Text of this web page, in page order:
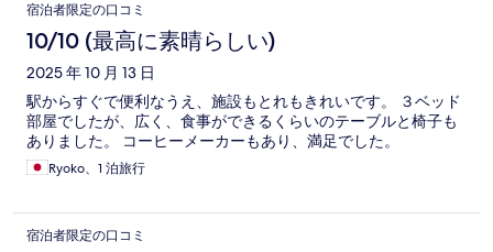
宿泊者限定の口コミ
10/10 (最高に素晴らしい)
2025 年 10 月 13 日
駅からすぐで便利なうえ、施設もとれもきれいです。 ３ベッド
部屋でしたが、広く、食事ができるくらいのテーブルと椅子も
ありました。 コーヒーメーカーもあり、満足でした。
Ryoko、1 泊旅行
宿泊者限定の口コミ